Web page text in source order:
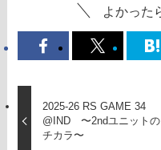
よかった
2025-26 RS GAME 34
@IND 〜2ndユニットの
チカラ〜